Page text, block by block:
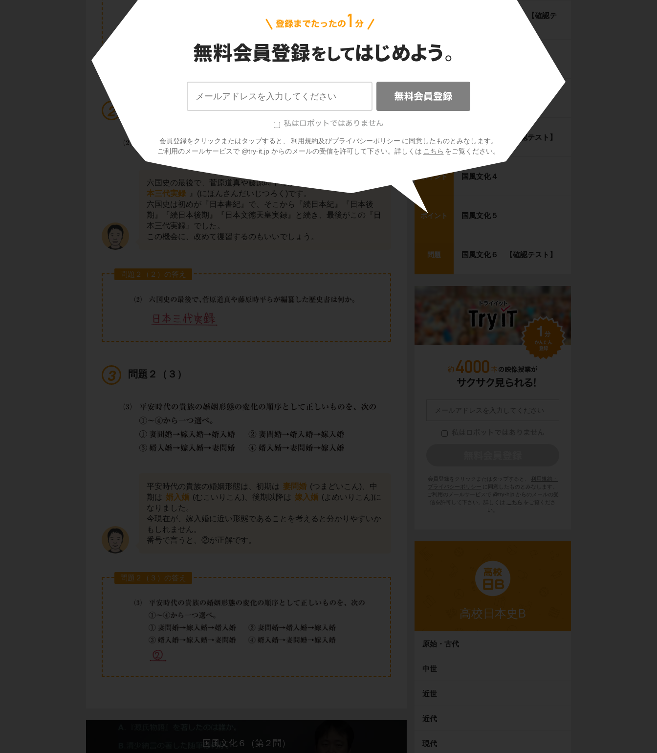
会員登録をクリックまたはタップすると、 利用規約及びプライバシーポリシー に同意したものとみなします。
ご利用のメールサービスで @try-it.jp からのメールの受信を許可して下さい。詳しくは こちら をご覧ください。
六国史の最後で、菅原道真や藤原時平らが編纂した歴史書は『
本三代実録
』(にほんさんだいじつろく)です。
六国史は初めが『日本書紀』で、そこから『続日本紀』『日本後
期』『続日本後期』『日本文徳天皇実録』と続き、最後がこの『日
本三代実録』でした。
この機会に、改めて復習するのもいいでしょう。
問題２（２）の答え
問題２（３）
平安時代の貴族の婚姻形態は、初期は 妻問婚 (つまどいこん)、中
期は 婿入婚 (むこいりこん)、後期以降は 嫁入婚 (よめいりこん)に
なりました。
今現在が、嫁入婚に近い形態であることを考えると分かりやすいか
もしれません。
番号で言うと、②が正解です。
問題２（３）の答え
国風文化６（第２問）
弘仁・貞観文化６ 【確認テ
ポイント
ポイント
問題 国風文化３ 【確認テスト】
ポイント 国風文化４
ポイント 国風文化５
問題 国風文化６ 【確認テスト】
会員登録をクリックまたはタップすると、
利用規約・
プライバシーポリシー
に同意したものとみなします。
ご利用のメールサービスで @try-it.jp からのメールの受
信を許可して下さい。詳しくは
こちら
をご覧くださ
い。
高校日本史B
原始・古代
中世
近世
近代
現代